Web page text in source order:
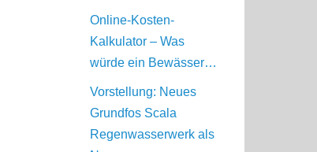
Online-Kosten-
Kalkulator – Was
würde ein Bewässer…
Vorstellung: Neues
Grundfos Scala
Regenwasserwerk als